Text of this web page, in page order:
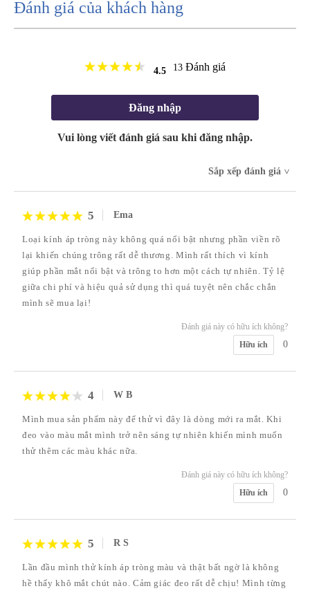
Đánh giá của khách hàng
4.5 13 Đánh giá
Đăng nhập
Vui lòng viết đánh giá sau khi đăng nhập.
Sắp xếp đánh giá >
5 Ema
Loại kính áp tròng này không quá nổi bật nhưng phần viền rõ
lại khiến chúng trông rất dễ thương. Mình rất thích vì kính
giúp phần mắt nổi bật và trông to hơn một cách tự nhiên. Tỷ lệ
giữa chi phí và hiệu quả sử dụng thì quá tuyệt nên chắc chắn
mình sẽ mua lại!
Đánh giá này có hữu ích không?
Hữu ích
0
4 W B
Mình mua sản phẩm này để thử vì đây là dòng mới ra mắt. Khi
đeo vào màu mắt mình trở nên sáng tự nhiên khiến mình muốn
thử thêm các màu khác nữa.
Đánh giá này có hữu ích không?
Hữu ích
0
5 R S
Lần đầu mình thử kính áp tròng màu và thật bất ngờ là không
hề thấy khô mắt chút nào. Cảm giác đeo rất dễ chịu! Mình từng